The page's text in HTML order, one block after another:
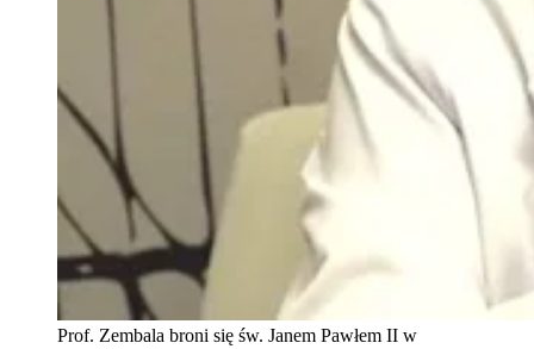
Prof. Zembala broni się św. Janem Pawłem II w